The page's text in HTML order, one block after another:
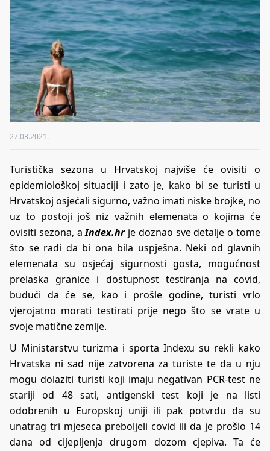
27.03.2021.
Turistička sezona u Hrvatskoj najviše će ovisiti o
epidemiološkoj situaciji i zato je, kako bi se turisti u
Hrvatskoj osjećali sigurno, važno imati niske brojke, no
uz to postoji još niz važnih elemenata o kojima će
ovisiti sezona, aIndex.hrje doznao sve detalje o tome
što se radi da bi ona bila uspješna. Neki od glavnih
elemenata su osjećaj sigurnosti gosta, mogućnost
prelaska granice i dostupnost testiranja na covid,
budući da će se, kao i prošle godine, turisti vrlo
vjerojatno morati testirati prije nego što se vrate u
svoje matične zemlje.
U Ministarstvu turizma i sporta Indexu su rekli kako
Hrvatska ni sad nije zatvorena za turiste te da u nju
mogu dolaziti turisti koji imaju negativan PCR-test ne
stariji od 48 sati, antigenski test koji je na listi
odobrenih u Europskoj uniji ili pak potvrdu da su
unatrag tri mjeseca preboljeli covid ili da je prošlo 14
dana od cijepljenja drugom dozom cjepiva. Ta će